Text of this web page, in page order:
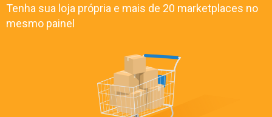
Tenha sua loja própria e mais de 20 marketplaces no
mesmo painel